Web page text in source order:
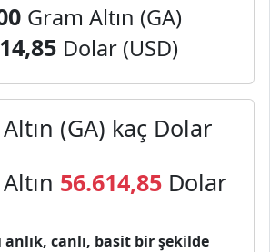
Gram Altın (GA)
Dolar (USD)
(GA) kaç Dolar
56.614,85 Dolar
anlık, canlı, basit bir şekilde